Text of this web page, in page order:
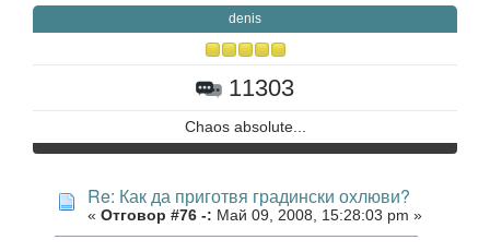
denis
11303
Chaos absolute...
Re: Как да приготвя градински охлюви?
« Отговор #76 -: Май 09, 2008, 15:28:03 pm »